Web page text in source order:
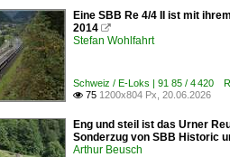
Eine SBB Re 4/4 II ist mit
2014 
Stefan Wohlfahrt
Schweiz / E-Loks | 91 85 / 4 420
 75 1200x804 Px, 20.06.2026
Eng und steil ist das Urner
Sonderzug von SBB Historic
Arthur Beusch